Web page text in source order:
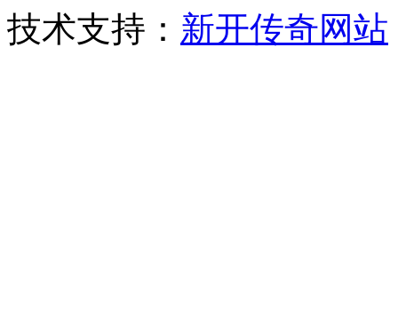
技术支持： 新开传奇网站